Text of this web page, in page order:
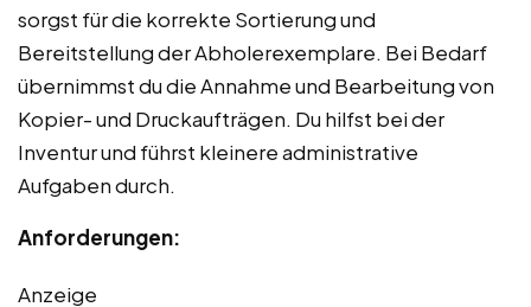
sorgst für die korrekte Sortierung und
Bereitstellung der Abholerexemplare. Bei Bedarf
übernimmst du die Annahme und Bearbeitung von
Kopier- und Druckaufträgen. Du hilfst bei der
Inventur und führst kleinere administrative
Aufgaben durch.
Anforderungen:
Anzeige